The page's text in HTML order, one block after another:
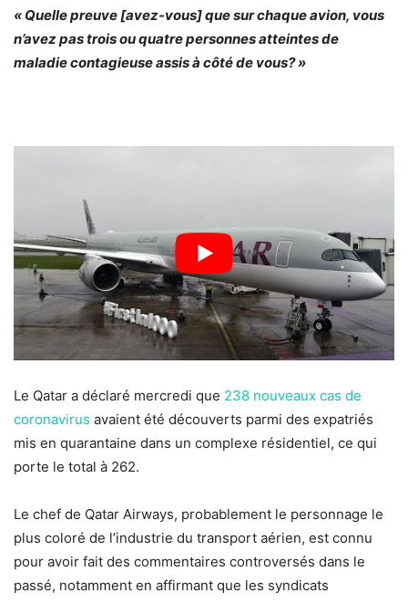
« Quelle preuve [avez-vous] que sur chaque avion, vous
n’avez pas trois ou quatre personnes atteintes de
maladie contagieuse assis à côté de vous? »
Le Qatar a déclaré mercredi que 238 nouveaux cas de
coronavirus avaient été découverts parmi des expatriés
mis en quarantaine dans un complexe résidentiel, ce qui
porte le total à 262.
Le chef de Qatar Airways, probablement le personnage le
plus coloré de l’industrie du transport aérien, est connu
pour avoir fait des commentaires controversés dans le
passé, notamment en affirmant que les syndicats